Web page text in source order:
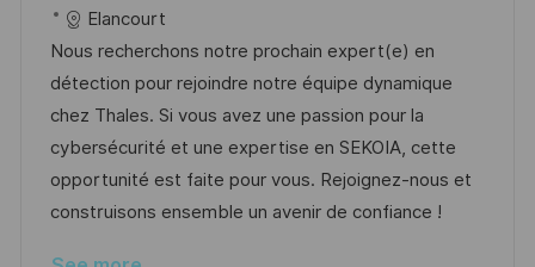
a
t
i
o
n
e
d
D
a
t
e
b
I
d
a
t
e
g
o
r
y
Elancourt
Nous recherchons notre prochain expert(e) en
détection pour rejoindre notre équipe dynamique
chez Thales. Si vous avez une passion pour la
cybersécurité et une expertise en SEKOIA, cette
opportunité est faite pour vous. Rejoignez-nous et
construisons ensemble un avenir de confiance !